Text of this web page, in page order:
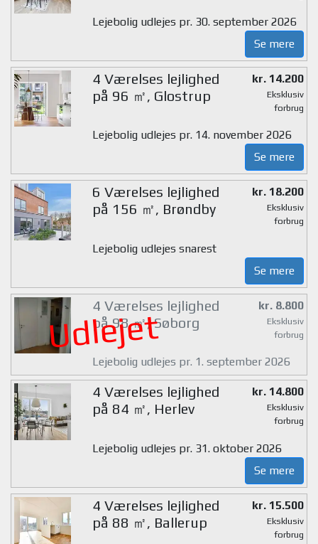
Lejebolig udlejes pr. 30. september 2026
Se mere
4 Værelses lejlighed
på 96 ㎡, Glostrup
kr. 14.200
Eksklusiv
forbrug
Lejebolig udlejes pr. 14. november 2026
Se mere
6 Værelses lejlighed
på 156 ㎡, Brøndby
kr. 18.200
Eksklusiv
forbrug
Lejebolig udlejes snarest
Se mere
Udlejet
4 Værelses lejlighed
på 98 ㎡, Søborg
kr. 8.800
Eksklusiv
forbrug
Lejebolig udlejes pr. 1. september 2026
4 Værelses lejlighed
på 84 ㎡, Herlev
kr. 14.800
Eksklusiv
forbrug
Lejebolig udlejes pr. 31. oktober 2026
Se mere
4 Værelses lejlighed
på 88 ㎡, Ballerup
kr. 15.500
Eksklusiv
forbrug